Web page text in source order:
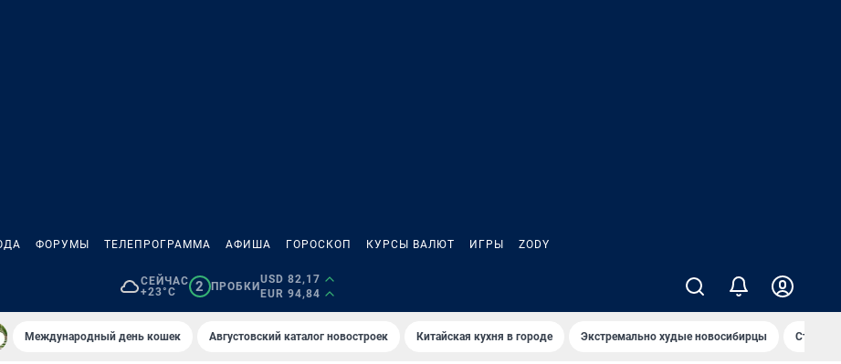
ФОРУМЫ ТЕЛЕПРОГРАММА АФИША ГОРОСКОП КУРСЫ ВАЛЮТ ИГРЫ ZODY
СЕЙЧАС
+23°C
2 ПРОБКИ
USD 82,17
EUR 94,84
Международный день кошек Августовский каталог новостроек Китайская кухня в городе Экстремально худые новосибирцы Старт